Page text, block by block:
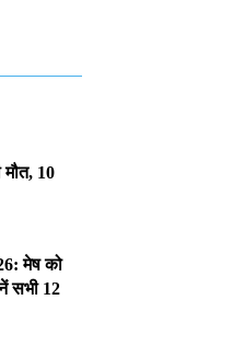
मौत, 10
मेष को
सभी 12